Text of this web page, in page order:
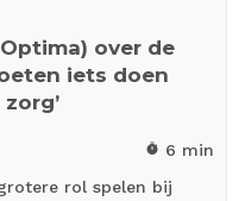
over de
iets doen
timer 6 min
rol spelen bij